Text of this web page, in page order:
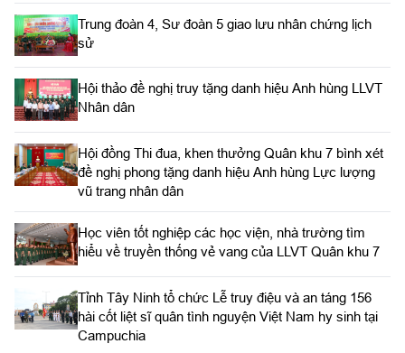
Trung đoàn 4, Sư đoàn 5 giao lưu nhân chứng lịch
sử
Hội thảo đề nghị truy tặng danh hiệu Anh hùng LLVT
Nhân dân
Hội đồng Thi đua, khen thưởng Quân khu 7 bình xét
đề nghị phong tặng danh hiệu Anh hùng Lực lượng
vũ trang nhân dân
Học viên tốt nghiệp các học viện, nhà trường tìm
hiểu về truyền thống vẻ vang của LLVT Quân khu 7
​Tỉnh Tây Ninh tổ chức Lễ truy điệu và an táng 156
hài cốt liệt sĩ quân tình nguyện Việt Nam hy sinh tại
Campuchia